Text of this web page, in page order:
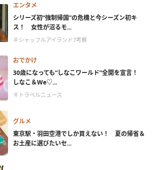
エンタメ
シリーズ初“強制帰国”の危機と今シーズン初キ
ス！ 女性が沼るモ...
＃シャッフルアイランド7考察
おでかけ
30歳になっても“しなこワールド”全開を宣言！
しなこ＆We♡...
＃トラベルニュース
グルメ
東京駅・羽田空港でしか買えない！ 夏の帰省＆
お土産に選びたいセ...